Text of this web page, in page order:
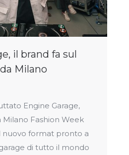
il brand fa sul
Milano
Engine Garage,
Fashion Week
nuovo format pronto a
di tutto il mondo